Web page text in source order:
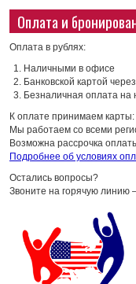
Оплата и
Оплата в рублях:
Наличными в офисе
Банковской картой
Безналичная оплата на
К оплате принимаем
Мы работаем со всеми
Возможна рассрочка
Подробнее об условиях
Остались вопросы?
Звоните на горячую линию